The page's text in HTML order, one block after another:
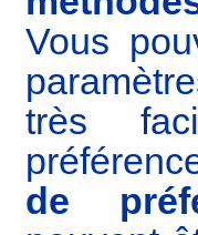
Vous
très
de